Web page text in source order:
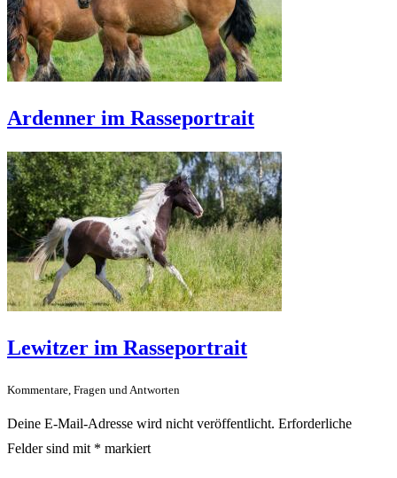
Ardenner im Rasseportrait
Lewitzer im Rasseportrait
Kommentare, Fragen und Antworten
Deine E-Mail-Adresse wird nicht veröffentlicht. Erforderliche
Felder sind mit * markiert